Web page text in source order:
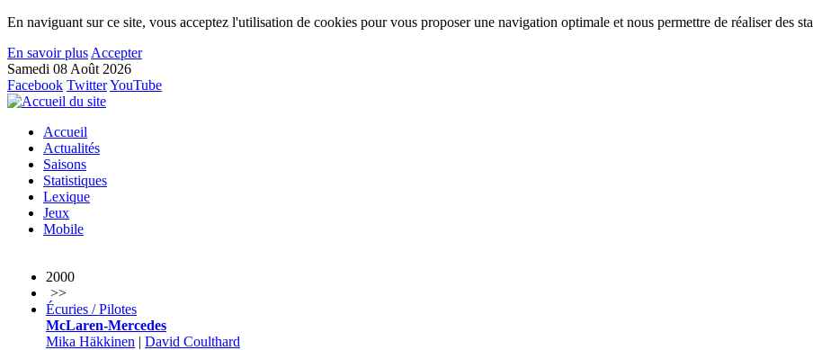
En naviguant sur ce site, vous acceptez l'utilisation de cookies pour vous proposer une navigation optimale et nous permettre de réaliser des
En savoir plus Accepter
Samedi 08 Août 2026
Facebook TwitterYouTube
Accueil
Actualités
Saisons
Statistiques
Lexique
Jeux
Mobile
2000
>>
Écuries / Pilotes
McLaren-Mercedes
Mika Häkkinen | David Coulthard